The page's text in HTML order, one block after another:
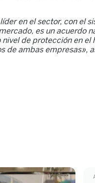
en el sector, con el
es un acuerdo
de protección en el
de ambas empresas»,